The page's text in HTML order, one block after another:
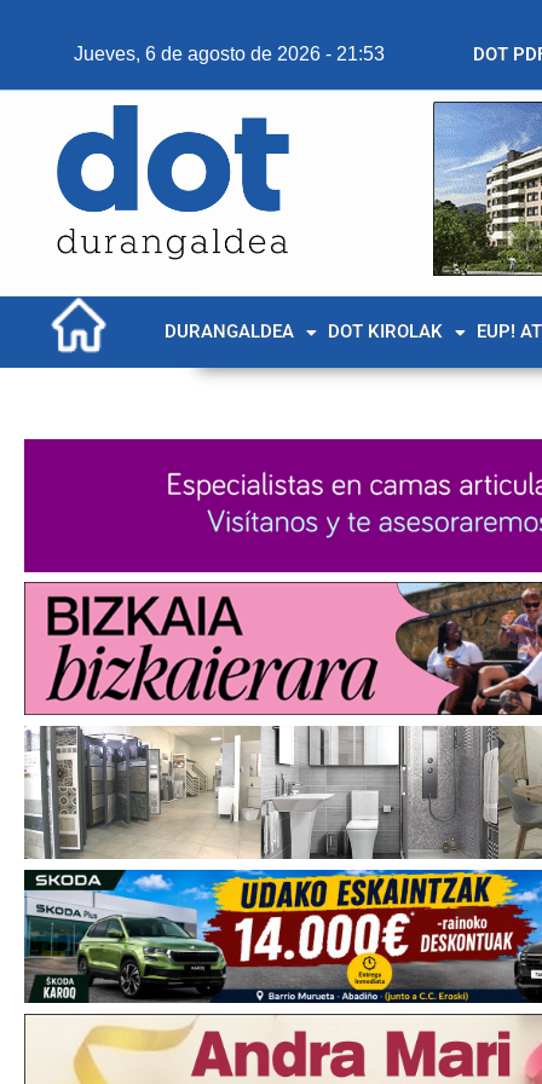
Jueves, 6 de agosto de 2026 - 21:53 DOT
DURANGALDEA DOT KIROLAK EUP!